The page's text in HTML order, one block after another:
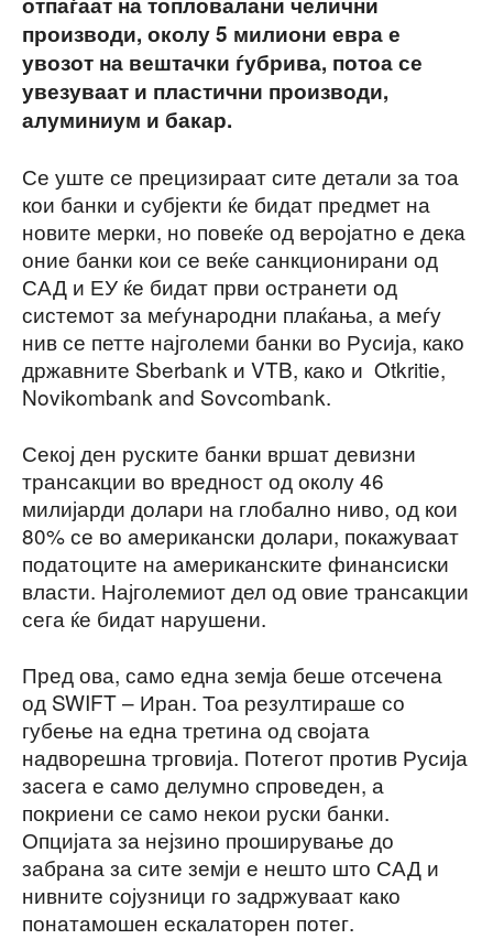
производи, околу 5 милиони евра е
увозот на вештачки ѓубрива, потоа се
увезуваат и пластични производи,
алуминиум и бакар.
Се уште се прецизираат сите детали за тоа
кои банки и субјекти ќе бидат предмет на
новите мерки, но повеќе од веројатно е дека
оние банки кои се веќе санкционирани од
САД и ЕУ ќе бидат први остранети од
системот за меѓународни плаќања, а меѓу
нив се петте најголеми банки во Русија, како
државните Sberbank и VTB, како и Otkritie,
Novikombank and Sovcombank.
Секој ден руските банки вршат девизни
трансакции во вредност од околу 46
милијарди долари на глобално ниво, од кои
80% се во американски долари, покажуваат
податоците на американските финансиски
власти. Најголемиот дел од овие трансакции
сега ќе бидат нарушени.
Пред ова, само една земја беше отсечена
од SWIFT – Иран. Тоа резултираше со
губење на една третина од својата
надворешна трговија. Потегот против Русија
засега е само делумно спроведен, а
покриени се само некои руски банки.
Опцијата за нејзино проширување до
забрана за сите земји е нешто што САД и
нивните сојузници го задржуваат како
понатамошен ескалаторен потег.